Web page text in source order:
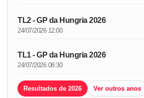
TL2 - GP da Hungria 2026
24/07/2026 12:00
TL1 - GP da Hungria 2026
24/07/2026 08:30
Resultados de 2026 Ver outros anos